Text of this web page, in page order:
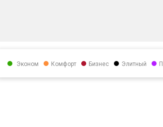
Эконом Комфорт Бизнес Элитный